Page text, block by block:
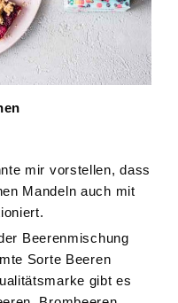
mir vorstellen, dass
Mandeln auch mit
Beerenmischung
Sorte Beeren
gibt es